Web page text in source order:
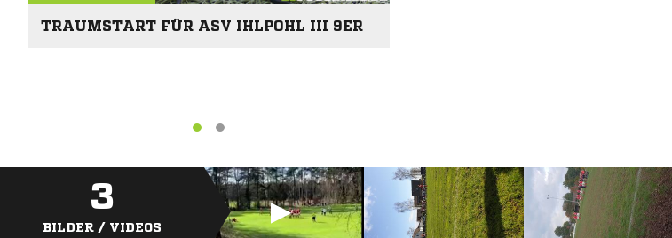
TRAUMSTART FÜR ASV IHLPOHL III 9ER
3
BILDER / VIDEOS